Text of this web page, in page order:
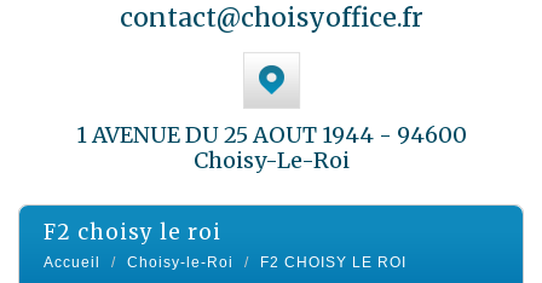
contact@choisyoffice.fr
1 AVENUE DU 25 AOUT 1944 - 94600
Choisy-Le-Roi
f2 choisy le roi
Accueil Choisy-le-Roi F2 CHOISY LE ROI